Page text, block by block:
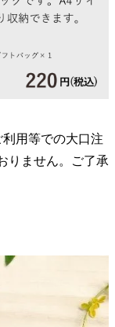
用等での大口注
りません。ご了承